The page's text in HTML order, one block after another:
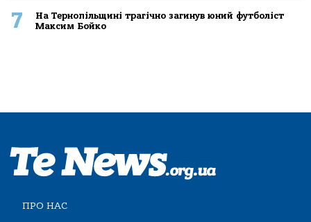
7
На Тернопільщині трагічно загинув юний футболіст
Максим Бойко
ПРО НАС